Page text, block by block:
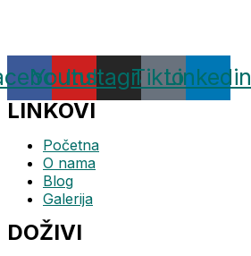
Youtube
Instagram
TiktokLinkedin
LINKOVI
Početna
O nama
Blog
Galerija
DOŽIVI